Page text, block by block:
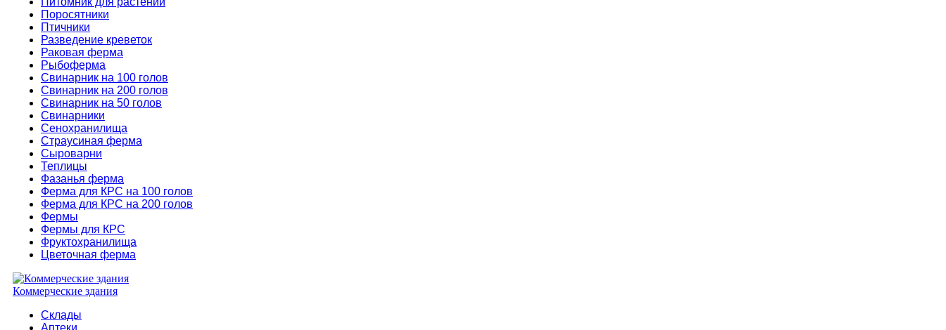
Поросятники
Птичники
Разведение креветок
Раковая ферма
Рыбоферма
Свинарник на 100 голов
Свинарник на 200 голов
Свинарник на 50 голов
Свинарники
Сенохранилища
Страусиная ферма
Сыроварни
Теплицы
Фазанья ферма
Ферма для КРС на 100 голов
Ферма для КРС на 200 голов
Фермы
Фермы для КРС
Фруктохранилища
Цветочная ферма
Коммерческие здания
Склады
Аптеки